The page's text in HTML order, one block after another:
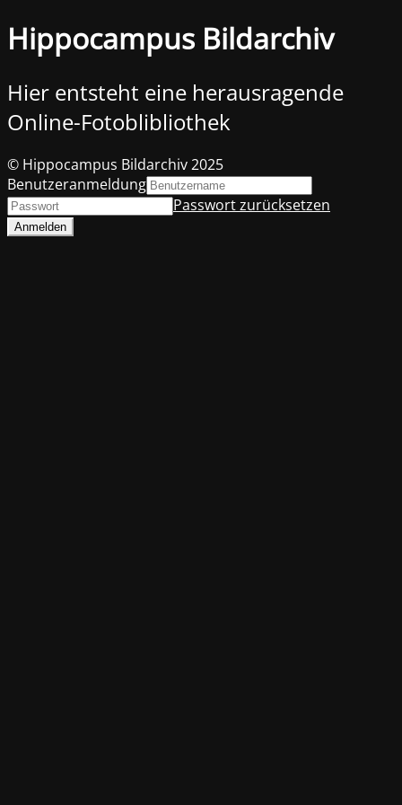
Hippocampus Bildarchiv
Hier entsteht eine herausragende
Online-Fotoblibliothek
© Hippocampus Bildarchiv 2025
Benutzeranmeldung
Passwort zurücksetzen